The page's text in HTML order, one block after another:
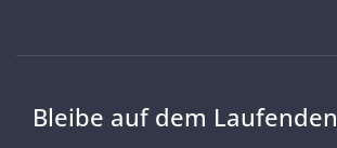
Bleibe auf dem Laufenden